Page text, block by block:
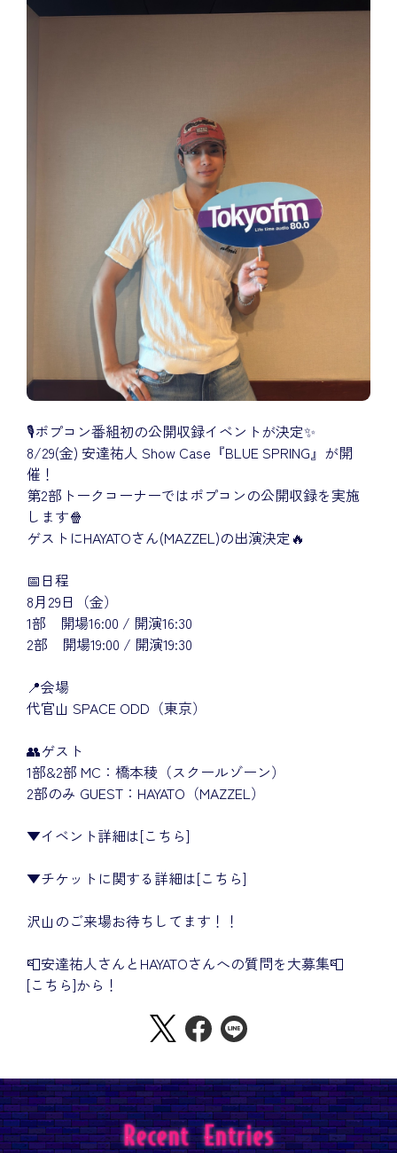
🎙️ポプコン番組初の公開収録イベントが決定✨
8/29(金) 安達祐人 Show Case『BLUE SPRING』が開
催！
第2部トークコーナーではポプコンの公開収録を実施
します🍿
ゲストにHAYATOさん(MAZZEL)の出演決定🔥
📅日程
8月29日（金）
1部 開場16:00 / 開演16:30
2部 開場19:00 / 開演19:30
📍会場
代官山 SPACE ODD（東京）
👥ゲスト
1部&2部 MC：橋本稜（スクールゾーン）
2部のみ GUEST：HAYATO（MAZZEL）
▼イベント詳細は[こちら]
▼チケットに関する詳細は[こちら]
沢山のご来場お待ちしてます！！
📮安達祐人さんとHAYATOさんへの質問を大募集📮
[こちら]から！